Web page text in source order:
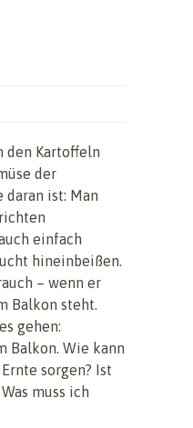
den Kartoffeln
der
daran ist: Man
einfach
hineinbeißen.
– wenn er
Balkon steht.
gehen:
Balkon. Wie kann
sorgen? Ist
muss ich